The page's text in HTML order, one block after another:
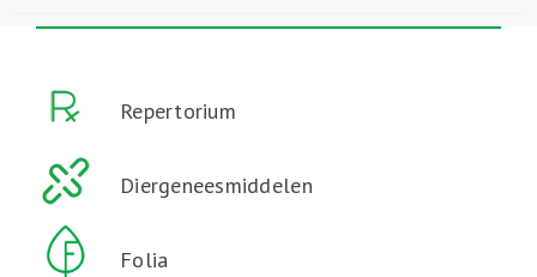
Repertorium
Diergeneesmiddelen
Folia